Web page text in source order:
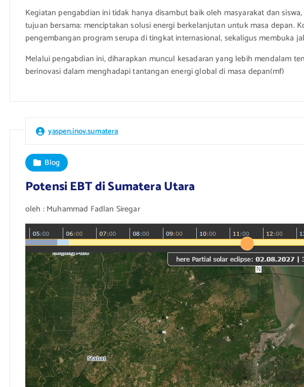
Kegiatan pengabdian ini tidak hanya disambut baik oleh masyarakat dan
tujuan bersama: menciptakan solusi energi berkelanjutan untuk masa depan.
pengembangan program serupa di tingkat internasional, sekaligus membuka
Melalui pengabdian ini, diharapkan muncul kesadaran yang lebih mendalam
berinovasi dalam menghadapi tantangan energi global di masa depan(mf)
yaspen.inov.sumatera
Blog
Potensi EBT di Sumatera Utara
oleh : Muhammad Fadlan Siregar